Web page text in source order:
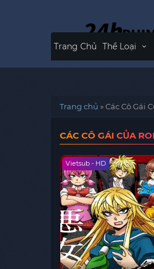
Trang Chủ Thể Loại
Trang chủ »Các Cô Gái
CÁC CÔ GÁI CỦA
Vietsub - HD